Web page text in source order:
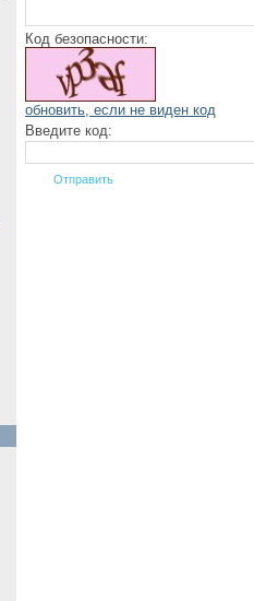
Код безопасности:
обновить, если не виден код
Введите код: